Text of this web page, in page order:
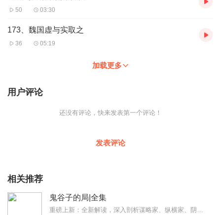
50 03:30
173、魏国虚与实取之
36 05:19
加载更多
用户评论
还没有评论，快来发表第一个评论！
发表评论
相关推荐
鬼谷子的局|全集
重磅上新：全新解读，深入剖析谋略家、纵横家、阴阳家鬼谷子，如何布局天下的辉煌传奇，点《鬼谷子的局》即可收听东方版“权力的游戏”《鬼谷子的局》是一部长篇历史小说。...